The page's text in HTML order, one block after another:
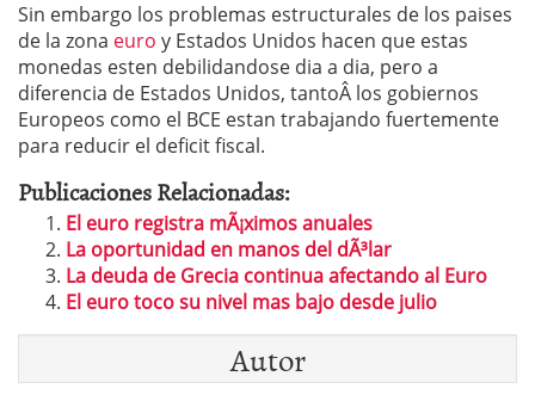
Sin embargo los problemas estructurales de los paises
de la zona euro y Estados Unidos hacen que estas
monedas esten debilidandose dia a dia, pero a
diferencia de Estados Unidos, tantoÂ los gobiernos
Europeos como el BCE estan trabajando fuertemente
para reducir el deficit fiscal.
Publicaciones Relacionadas:
El euro registra mÃ¡ximos anuales
La oportunidad en manos del dÃ³lar
La deuda de Grecia continua afectando al Euro
El euro toco su nivel mas bajo desde julio
Autor